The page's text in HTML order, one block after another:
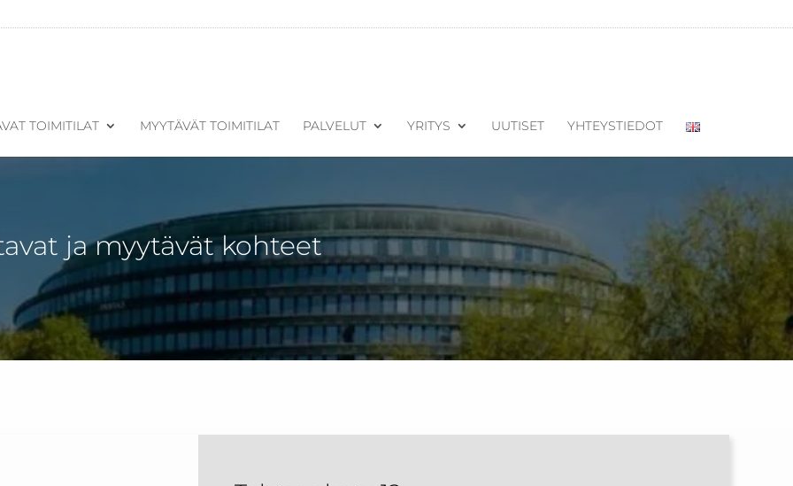
TOIMITILAT MYYTÄVÄT TOIMITILAT PALVELUT YRITYS UUTISET YHTEYSTIEDOT
ja myytävät kohteet